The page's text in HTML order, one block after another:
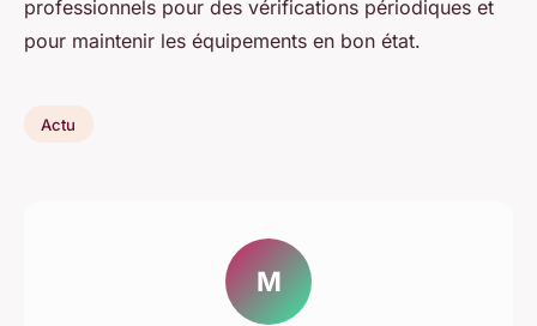
professionnels pour des vérifications périodiques et
pour maintenir les équipements en bon état.
Actu
M